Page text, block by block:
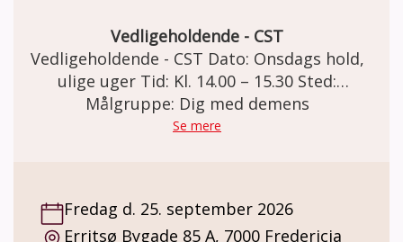
på holdet er gratis. Der kan købes kaffe og
the for kr. 20,-
Vedligeholdende - CST
Vedligeholdende - CST Dato: Onsdags hold,
ulige uger Tid: Kl. 14.00 – 15.30 Sted:
Demensfællesskabet Lillebælt Vendersgade
43, 7000 Fredericia Vedligeholdende - CST
henholdsvis tirsdage, onsdage og fredage i
Målgruppe: Dig med demens
Se mere
Fredag d. 25. september 2026
Erritsø Bygade 85 A, 7000 Fredericia